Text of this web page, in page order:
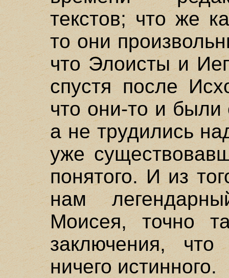
текстов; что же
то они
что Элоисты и
спустя после
что они-то и были
а не трудились
уже
понятого. И из
нам
Моисея, точно
заключения,
ничего истинного.